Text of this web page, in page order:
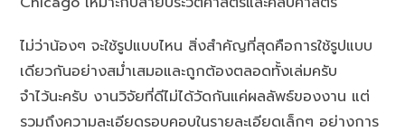
ไม่ว่าน้องๆ จะใช้รูปแบบไหน สิ่งสำคัญที่สุดคือการใช้รูปแบบ
เดียวกันอย่างสม่ำเสมอและถูกต้องตลอดทั้งเล่มครับ
จำไว้นะครับ งานวิจัยที่ดีไม่ได้วัดกันแค่ผลลัพธ์ของงาน แต่
รวมถึงความละเอียดรอบคอบในรายละเอียดเล็กๆ อย่างการ